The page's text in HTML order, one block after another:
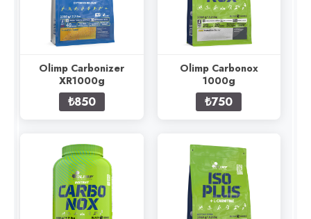
Olimp Carbonizer
XR1000g
₺850
Olimp Carbonox
1000g
₺750